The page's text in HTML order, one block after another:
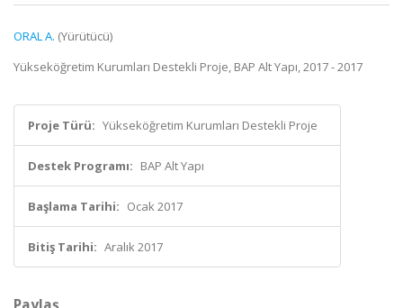
ORAL A. (Yürütücü)
Yükseköğretim Kurumları Destekli Proje, BAP Alt Yapı, 2017 - 2017
Proje Türü: Yükseköğretim Kurumları Destekli Proje
Destek Programı: BAP Alt Yapı
Başlama Tarihi: Ocak 2017
Bitiş Tarihi: Aralık 2017